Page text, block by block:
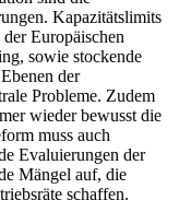
Kapazitätslimits
Europäischen
sowie stockende
der
Probleme. Zudem
wieder bewusst die
muss auch
Evaluierungen der
Mängel auf, die
schaffen.